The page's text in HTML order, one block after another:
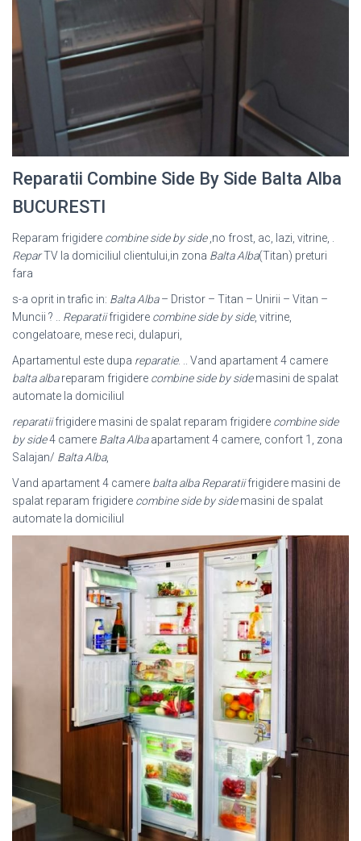
Reparatii Combine Side By Side Balta Alba
BUCURESTI
Reparam frigidere combine side by side,no frost, ac, lazi, vitrine, .
ReparTV la domiciliul clientului,in zona Balta Alba(Titan) preturi
fara
s-a oprit in trafic in: Balta Alba– Dristor – Titan – Unirii – Vitan –
Muncii ? .. Reparatiifrigidere combine side by side, vitrine,
congelatoare, mese reci, dulapuri,
Apartamentul este dupa reparatie. .. Vand apartament 4 camere
balta albareparam frigidere combine side by sidemasini de spalat
automate la domiciliul
reparatiifrigidere masini de spalat reparam frigidere combine side
by side4 camere Balta Albaapartament 4 camere, confort 1, zona
Salajan/ Balta Alba,
Vand apartament 4 camere balta alba Reparatiifrigidere masini de
spalat reparam frigidere combine side by sidemasini de spalat
automate la domiciliul